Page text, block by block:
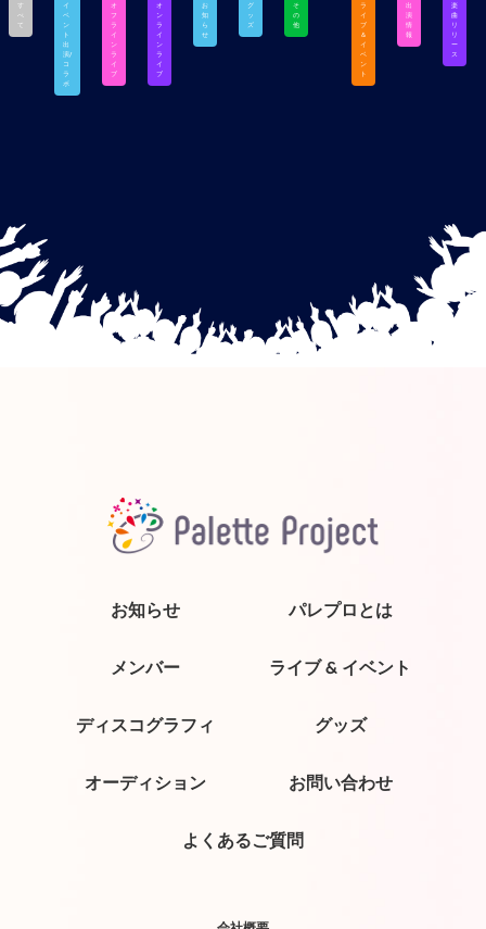
す
べ
て
イ
ベ
ン
ト
出
演/
コ
ラ
ボ
オ
フ
ラ
イ
ン
ラ
イ
ブ
オ
ン
ラ
イ
ン
ラ
イ
ブ
お
知
ら
せ
グ
ッ
ズ
そ
の
他
ラ
イ
ブ
＆
イ
ベ
ン
ト
出
演
情
報
楽
曲
リ
リ
ー
ス
お知らせ パレプロとは
メンバー ライブ & イベント
ディスコグラフィ グッズ
オーディション お問い合わせ
よくあるご質問